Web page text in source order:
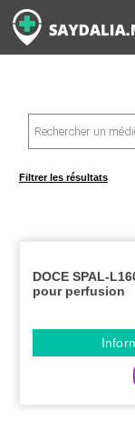
Rechercher les
estimer ainsi le
Recherche
de
produits
Filtrer les résultats
DOCE SPAL-
pour perfusion